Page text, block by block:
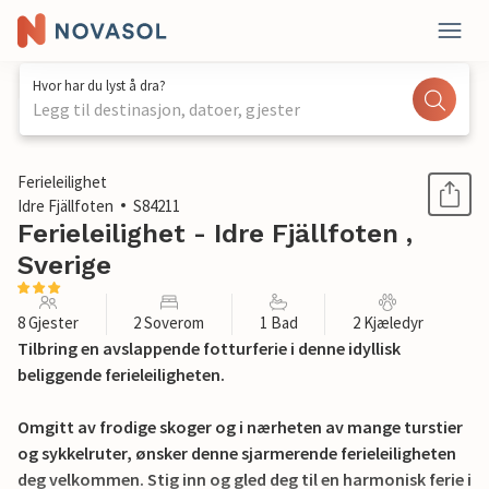
Hvor har du lyst å dra?
Legg til destinasjon, datoer, gjester
1 / 15
Ferieleilighet
Idre Fjällfoten
S84211
Ferieleilighet - Idre Fjällfoten ,
Sverige
8 Gjester 2 Soverom 1 Bad 2 Kjæledyr
Tilbring en avslappende fotturferie i denne idyllisk
beliggende ferieleiligheten.
Omgitt av frodige skoger og i nærheten av mange turstier
og sykkelruter, ønsker denne sjarmerende ferieleiligheten
deg velkommen. Stig inn og gled deg til en harmonisk ferie i